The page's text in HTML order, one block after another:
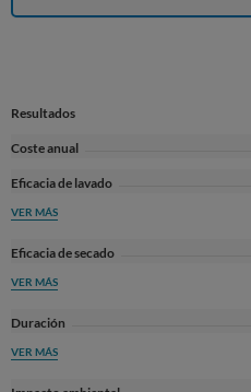
Resultados
Coste anual
Eficacia de lavado
VER MÁS
Eficacia de secado
VER MÁS
Duración
VER MÁS